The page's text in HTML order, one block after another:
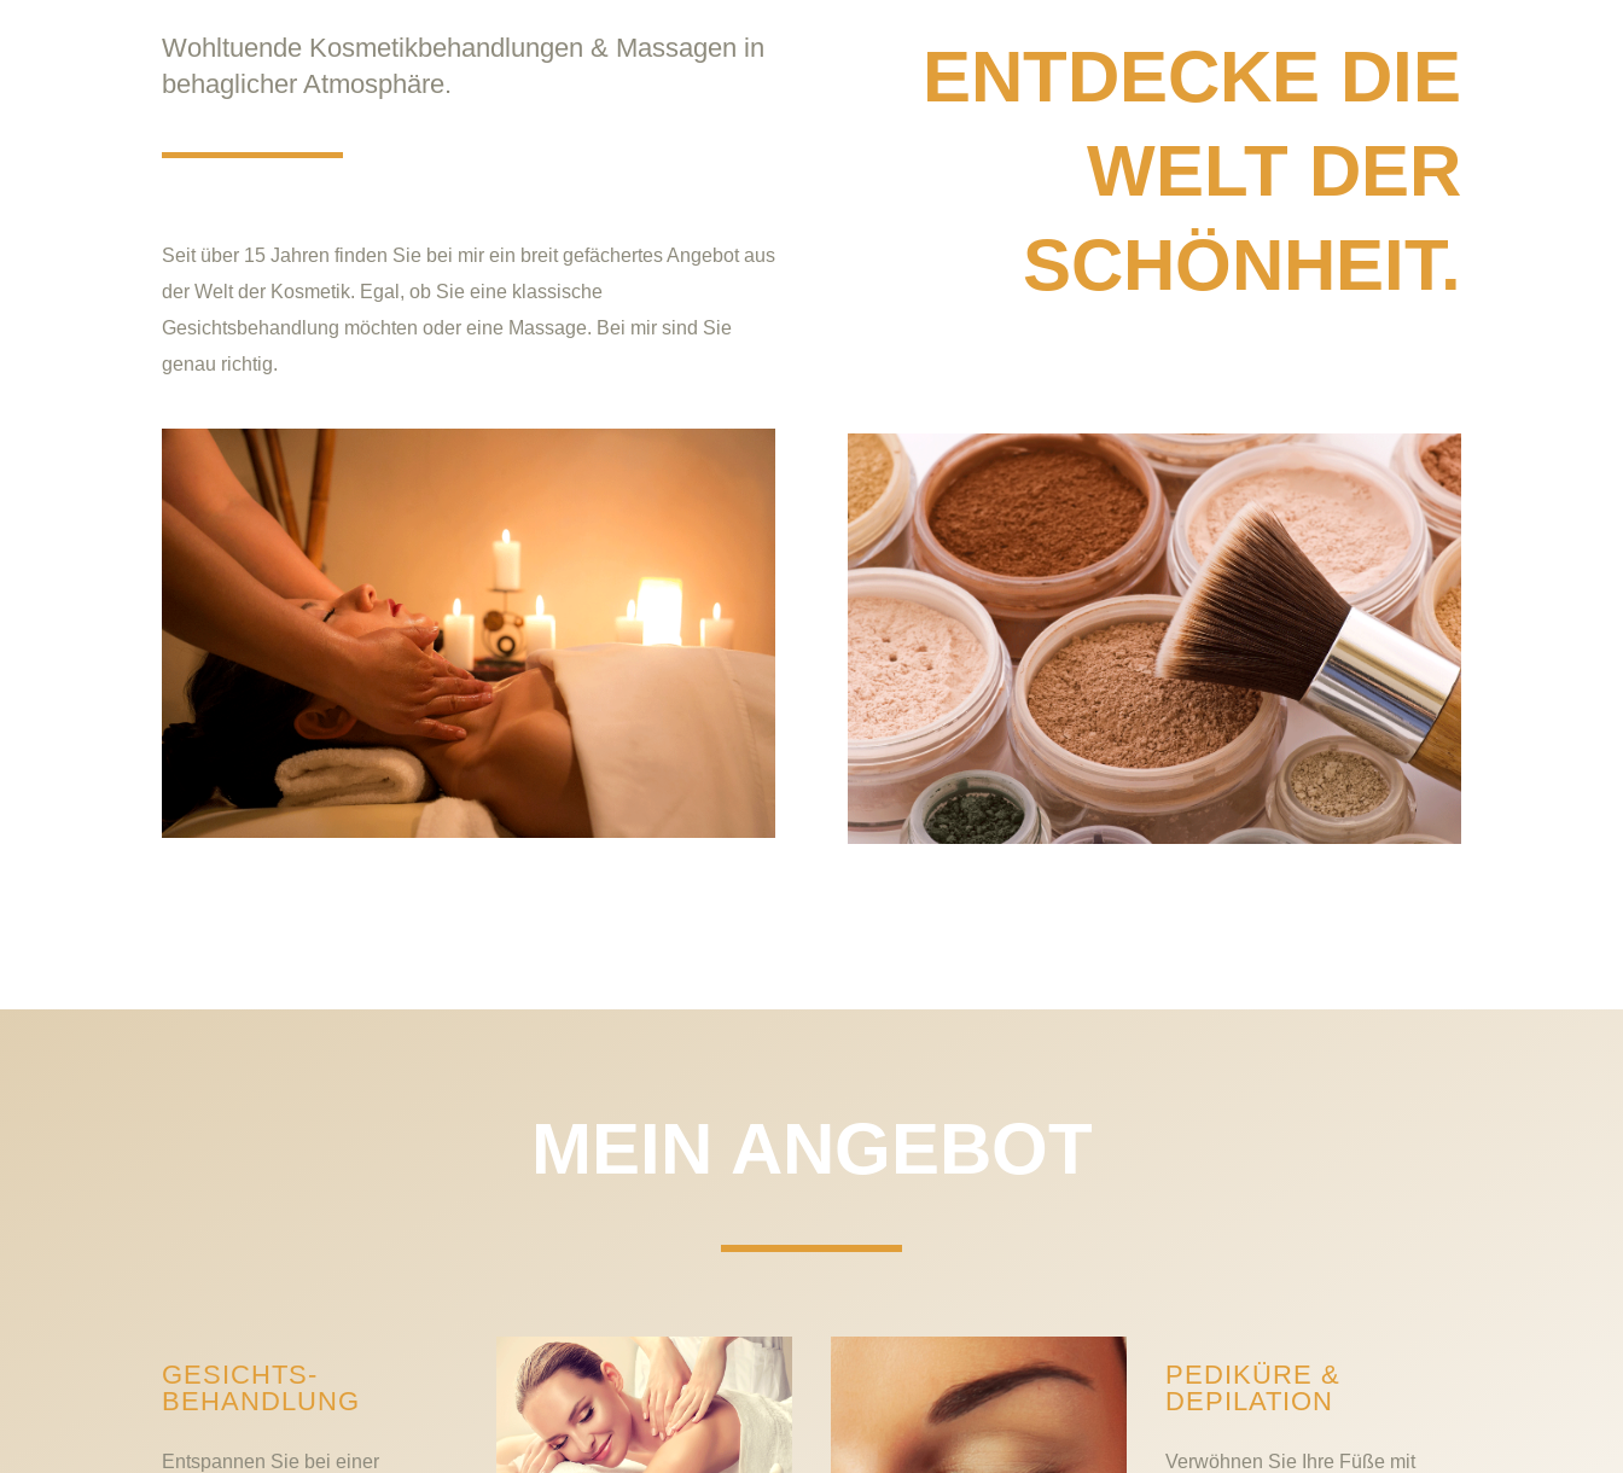
Wohltuende Kosmetikbehandlungen & Massagen in
behaglicher Atmosphäre.
Seit über 15 Jahren finden Sie bei mir ein breit gefächertes Angebot aus
der Welt der Kosmetik. Egal, ob Sie eine klassische
Gesichtsbehandlung möchten oder eine Massage. Bei mir sind Sie
genau richtig.
ENTDECKE DIE
WELT DER
SCHÖNHEIT.
MEIN ANGEBOT
GESICHTS­
BEHANDLUNG
Entspannen Sie bei einer
PEDIKÜRE &
DEPILATION
Verwöhnen Sie Ihre Füße mit